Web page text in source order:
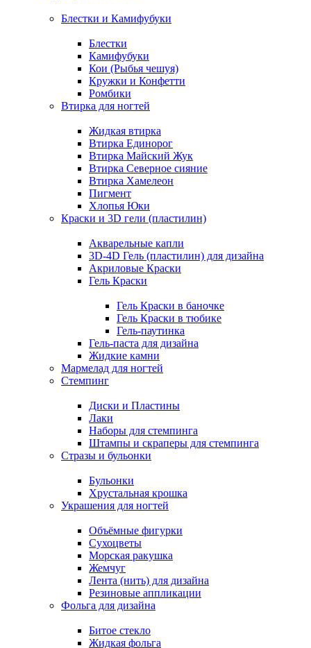
Блестки и Камифубуки
Блестки
Камифубуки
Кои (Рыбья чешуя)
Кружки и Конфетти
Ромбики
Втирка для ногтей
Жидкая втирка
Втирка Единорог
Втирка Майский Жук
Втирка Северное сияние
Втирка Хамелеон
Пигмент
Хлопья Юки
Краски и 3D гели (пластилин)
Акварельные капли
3D-4D Гель (пластилин) для дизайна
Акриловые Краски
Гель Краски
Гель Краски в баночке
Гель Краски в тюбике
Гель-паутинка
Гель-паста для дизайна
Жидкие камни
Мармелад для ногтей
Стемпинг
Диски и Пластины
Лаки
Наборы для стемпинга
Штампы и скраперы для стемпинга
Стразы и бульонки
Бульонки
Хрустальная крошка
Украшения для ногтей
Объёмные фигурки
Сухоцветы
Морская ракушка
Жемчуг
Лента (нить) для дизайна
Резиновые аппликации
Фольга для дизайна
Битое стекло
Жидкая фольга